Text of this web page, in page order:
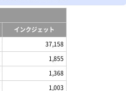
インクジェット
37,158
1,855
1,368
1,003